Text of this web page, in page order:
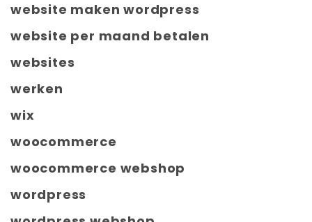
website maken wordpress
website per maand betalen
websites
werken
wix
woocommerce
woocommerce webshop
wordpress